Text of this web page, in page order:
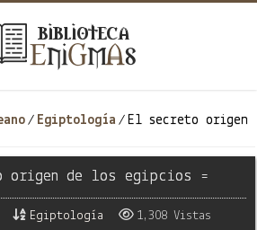
/ Egiptología / El secreto origen
origen de los egipcios =
Egiptología 1,308 Vistas